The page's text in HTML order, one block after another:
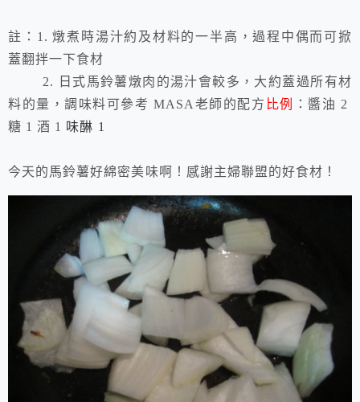
註：1. 燉煮時湯汁約及材料的一半高，過程中偶而可掀
蓋翻拌一下食材
2. 日式 馬鈴薯燉肉的湯汁會較多，大約蓋過所有材
料的量，調味料可參考 MASA老師的配方 比例
：醬油 2
糖 1 酒 1 味醂 1
今天的馬鈴薯好綿密美味啊！感謝主婦聯盟的好食材！